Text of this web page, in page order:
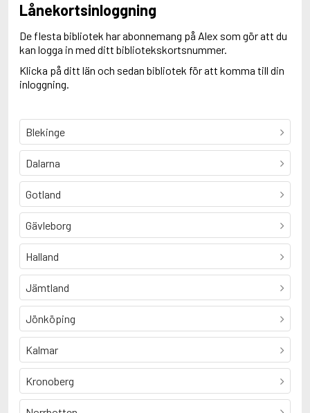
Lånekortsinloggning
De flesta bibliotek har abonnemang på Alex som gör att du
kan logga in med ditt bibliotekskortsnummer.
Klicka på ditt län och sedan bibliotek för att komma till din
inloggning.
Blekinge
Dalarna
Gotland
Gävleborg
Halland
Jämtland
Jönköping
Kalmar
Kronoberg